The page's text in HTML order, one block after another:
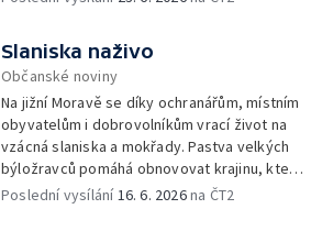
Slaniska naživo
Občanské noviny
Na jižní Moravě se díky ochranářům, místním
obyvatelům i dobrovolníkům vrací život na
vzácná slaniska a mokřady. Pastva velkých
býložravců pomáhá obnovovat krajinu, která
po desetiletí zarůstala, a zároveň znovu
Poslední vysílání16. 6. 2026na ČT2